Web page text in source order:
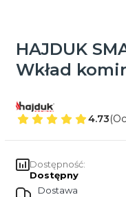
HAJDUK
Wkład
4.73
Dostępność:
Dostępny
Dostawa